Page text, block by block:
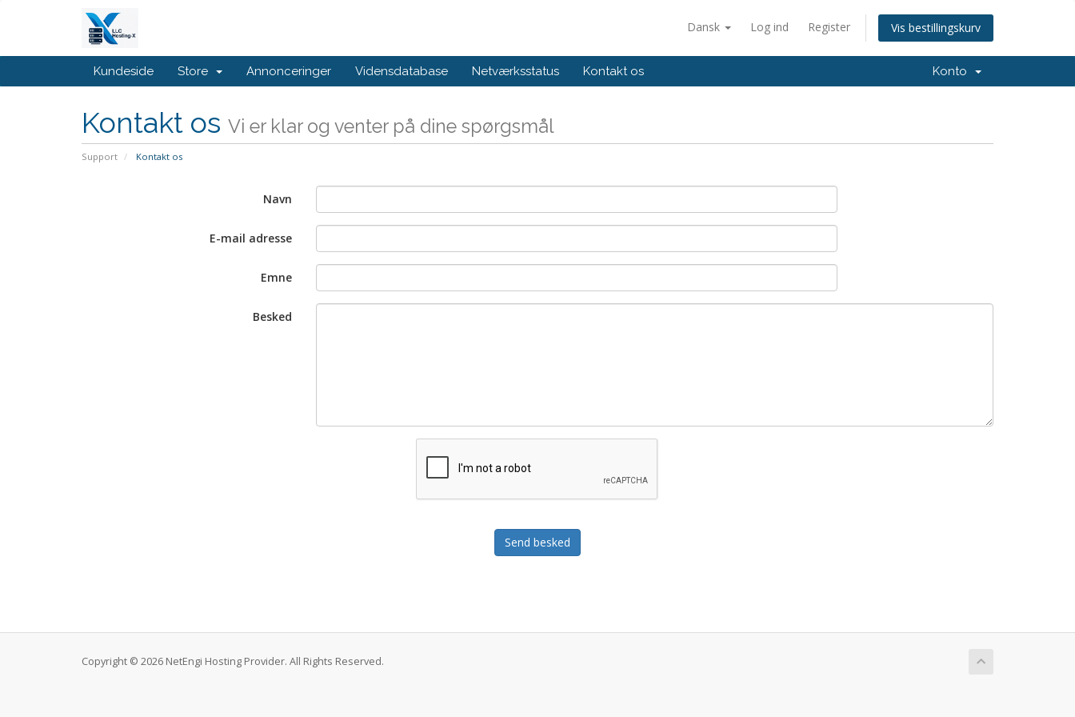
Dansk Log ind Register Vis bestillingskurv
Kundeside Store Annonceringer Vidensdatabase Netværksstatus Kontakt os Konto
Kontakt os Vi er klar og venter på dine spørgsmål
Support Kontakt os
Navn
E-mail adresse
Emne
Besked
Send besked
Copyright © 2026 NetEngi Hosting Provider. All Rights Reserved.